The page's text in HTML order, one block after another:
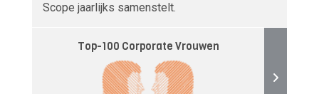
Scope jaarlijks samenstelt.
Top-100 Corporate Vrouwen